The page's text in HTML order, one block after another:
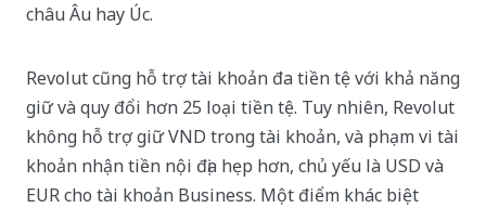
châu Âu hay Úc.
Revolut cũng hỗ trợ tài khoản đa tiền tệ với khả năng
giữ và quy đổi hơn 25 loại tiền tệ. Tuy nhiên, Revolut
không hỗ trợ giữ VND trong tài khoản, và phạm vi tài
khoản nhận tiền nội địa hẹp hơn, chủ yếu là USD và
EUR cho tài khoản Business. Một điểm khác biệt